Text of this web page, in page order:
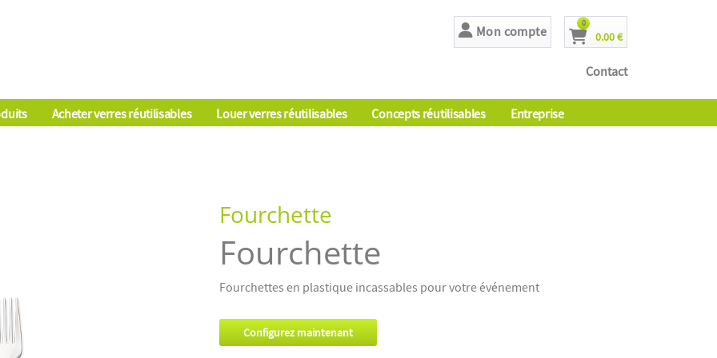
Mon compte
Cart
0.00 €
0articles
Contact
Acheter verres réutilisables Louer verres réutilisables Concepts réutilisables Entreprise
Fourchette
Fourchette
Fourchettes en plastique incassables pour votre événement
Configurez maintenant